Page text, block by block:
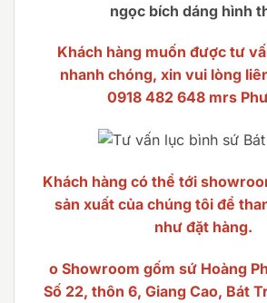
ngọc bích dáng hình
Khách hàng muốn được tư
nhanh chóng, xin vui lòng
0918 482 648 mrs
Khách hàng có thể tới
sản xuất của chúng tôi để
như đặt hàng.
o Showroom gốm sứ Hoàng
Số 22, thôn 6, Giang Cao, Bát